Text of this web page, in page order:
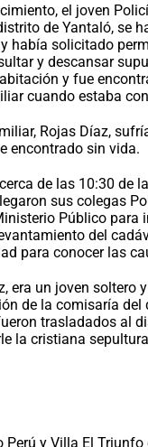
el joven
de Yantaló, se
había solicitado
y descansar
y fue
cuando estaba
Rojas Díaz,
encontrado sin vida.
de las 10:30 de
sus colegas
Público para
del
para conocer las
era un joven soltero
de la comisaría del
trasladados al
la cristiana